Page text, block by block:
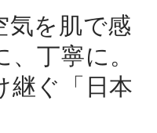
気を肌で感
丁寧に。
継ぐ「日本